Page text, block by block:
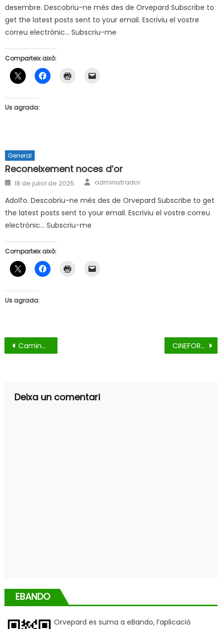
desembre. Descobriu-ne més des de Orvepard Subscribe to
get the latest posts sent to your email. Escriviu el vostre
correu electrònic… Subscriu-me
Comparteix això:
Us agrada:
General
Reconeixement noces d’or
Posted
on
18 de juliol de 2025 Author
administrador
Adolfo. Descobriu-ne més des de Orvepard Subscribe to get
the latest posts sent to your email. Escriviu el vostre correu
electrònic… Subscriu-me
Comparteix això:
Us agrada:
Navegació
Caminata Popular CINEFORUM per al Bon Tracte de les persones grans
Deixa un comentari
EBANDO
Orvepard es suma a eBando, l’aplicació